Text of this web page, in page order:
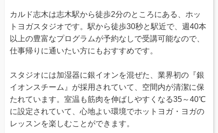
カルド志木は志木駅から徒歩2分のところにある、ホッ
トヨガスタジオです。駅から徒歩30秒と駅近で、週40本
以上の豊富なプログラムが予約なしで受講可能なので、
仕事帰りに通いたい方にもおすすめです。
スタジオには加湿器に銀イオンを混ぜた、業界初の『銀
イオンスチーム』が採用されていて、空間内が清潔に保
たれています。室温も筋肉を伸ばしやすくなる35～40℃
に設定されていて、心地よい環境でホットヨガ・ヨガの
レッスンを楽しむことができます。